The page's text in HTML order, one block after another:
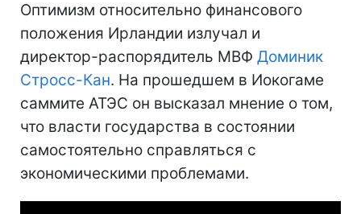
Оптимизм относительно финансового
положения Ирландии излучал и
директор-распорядитель МВФ Доминик
Стросс-Кан. На прошедшем в Иокогаме
саммите АТЭС он высказал мнение о том,
что власти государства в состоянии
самостоятельно справляться с
экономическими проблемами.